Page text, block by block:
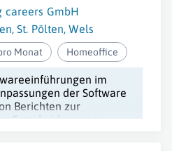
careers GmbH
,St. Pölten ,Wels
Monat Homeoffice
im
der Software
Berichten zur
Entscheidungen in